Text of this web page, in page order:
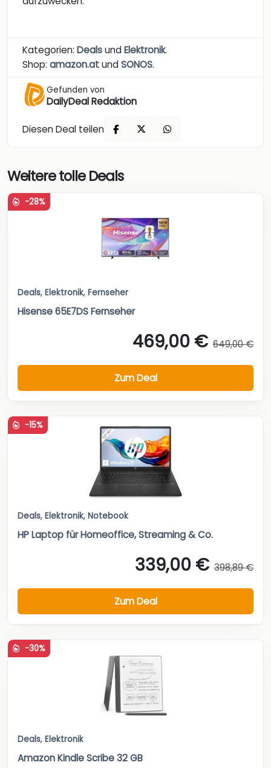
Kategorien: DealsundElektronik.
Shop: amazon.atundSONOS.
Gefunden von
DailyDeal Redaktion
Diesen Deal teilen
Weitere tolle Deals
-28%
Deals, Elektronik, Fernseher
Hisense 65E7DS Fernseher
469,00 € 649,00 €
Zum Deal
-15%
Deals, Elektronik, Notebook
HP Laptop für Homeoffice, Streaming & Co.
339,00 € 398,89 €
Zum Deal
-30%
Deals, Elektronik
Amazon Kindle Scribe 32 GB